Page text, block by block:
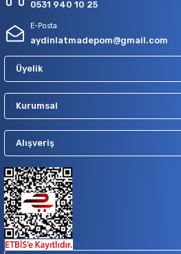
0531 940 10 25
E-Posta
aydinlatmadepom@gmail.com
Üyelik
Kurumsal
Alışveriş